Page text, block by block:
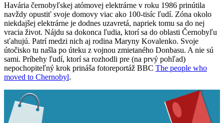
Havária černobyľskej atómovej elektrárne v roku 1986 prinútila
navždy opustiť svoje domovy viac ako 100-tisíc ľudí. Zóna okolo
niekdajšej elektrárne je dodnes uzavretá, napriek tomu sa do nej
vracia život. Nájdu sa dokonca ľudia, ktorí sa do oblasti Černobyľu
sťahujú. Patrí medzi nich aj rodina Maryny Kovalenko. Svoje
útočisko tu našla po úteku z vojnou zmietaného Donbasu. A nie sú
sami. Príbehy ľudí, ktorí sa rozhodli pre (na prvý pohľad)
nepochopiteľný krok prináša fotoreportáž BBC The people who
moved to Chernobyl.
Facebook
share
Linkedin
share